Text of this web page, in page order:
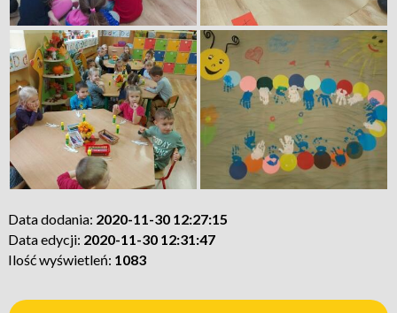
Data dodania: 2020-11-30 12:27:15
Data edycji: 2020-11-30 12:31:47
Ilość wyświetleń: 1083